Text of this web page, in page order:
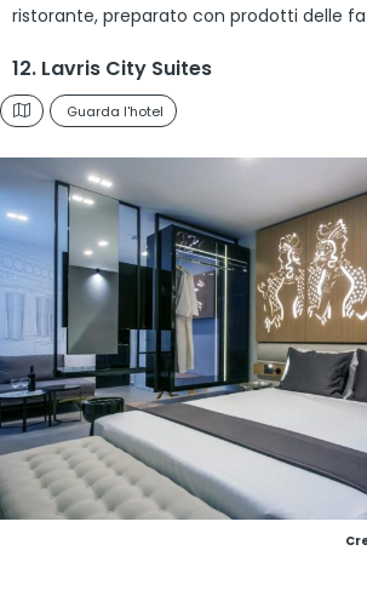
ristorante, preparato con prodotti delle
12. Lavris City Suites
Guarda l'hotel